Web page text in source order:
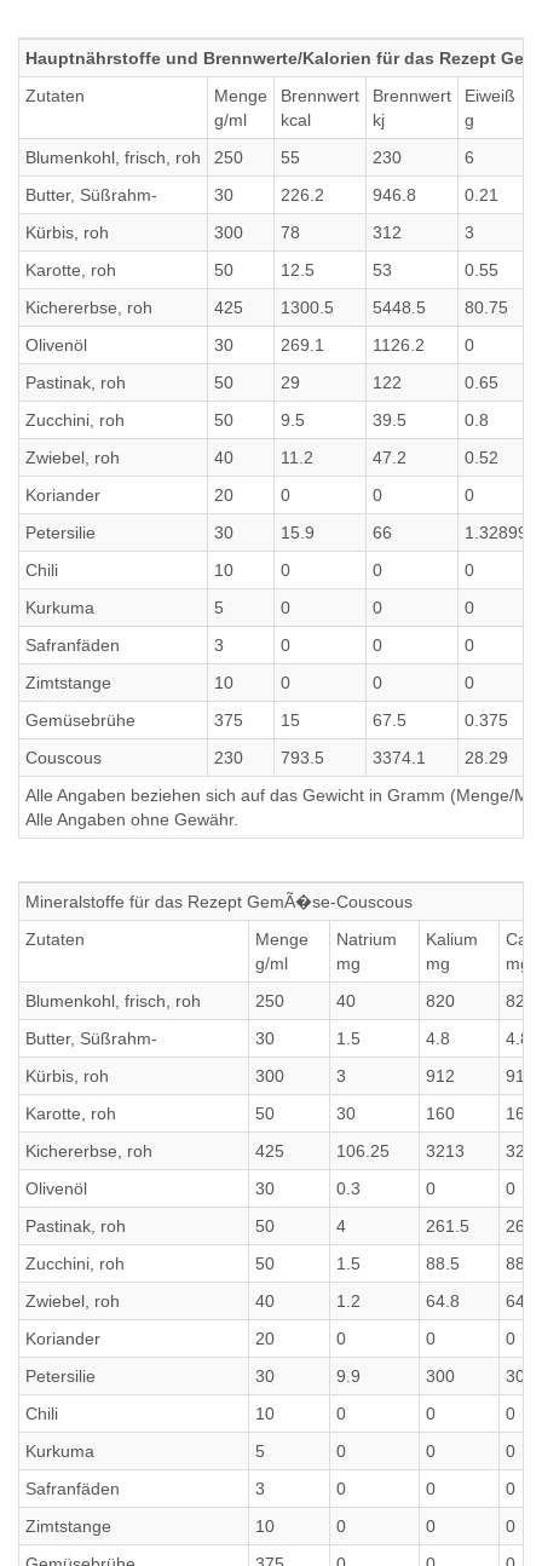
Hauptnährstoffe und Brennwerte/Kalorien für das Rezept
Zutaten
Menge
g/ml
Brennwert
kcal
Brennwert
kj
Eiweiß
g
Blumenkohl, frisch, roh
250 55 230
6
Butter, Süßrahm-
30 226.2 946.8
0.21
Kürbis, roh
300 78 312
3
Karotte, roh
50 12.5 53
0.55
Kichererbse, roh
425 1300.5 5448.5
80.75
Olivenöl
30 269.1 1126.2
0
Pastinak, roh
50 29 122
0.65
Zucchini, roh
50 9.5 39.5
0.8
Zwiebel, roh
40 11.2 47.2
0.52
Koriander
20 0 0
0
Petersilie
30 15.9 66
Chili
10 0 0
0
Kurkuma
5 0 0
0
Safranfäden
3 0 0
0
Zimtstange
10 0 0
0
Gemüsebrühe
375 15 67.5
0.375
Couscous
230 793.5 3374.1
28.29
Alle Angaben beziehen sich auf das Gewicht in Gramm (Menge/
Alle Angaben ohne Gewähr.
Mineralstoffe für das Rezept GemÃ�se-Couscous
Zutaten
Menge
g/ml
Natrium
mg
Kalium
mg
mg
Blumenkohl, frisch, roh
250 40 820
820
Butter, Süßrahm-
30 1.5 4.8
4.8
Kürbis, roh
300 3 912
912
Karotte, roh
50 30 160
160
Kichererbse, roh
425 106.25 3213
Olivenöl
30 0.3 0
0
Pastinak, roh
50 4 261.5
Zucchini, roh
50 1.5 88.5
88.5
Zwiebel, roh
40 1.2 64.8
64.8
Koriander
20 0 0
0
Petersilie
30 9.9 300
300
Chili
10 0 0
0
Kurkuma
5 0 0
0
Safranfäden
3 0 0
0
Zimtstange
10 0 0
0